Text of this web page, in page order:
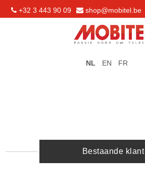
+32 3 443 90 09 shop@mobitel.be
NL EN FR
Bestaande klant